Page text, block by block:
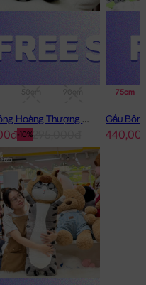
Baby đeo yếm
nằm trong danh sách
BÁN CHẠY và đang
thiết kế với 1 kích thước
1m
Mèo Bông Hoàng Thượng Cosplay Panda
-10%
75cm